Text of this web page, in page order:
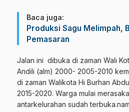
Baca juga:
Produksi Sagu Melimpah,
Pemasaran
Jalan ini dibuka di zaman Wali
Andili (alm) 2000- 2005-2010
di zaman Walikota Hi Burhan
2015-2020. Warga mulai
antarkelurahan sudah